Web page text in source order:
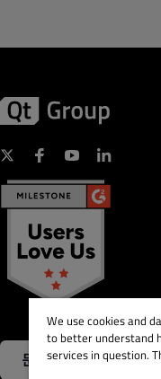
문의하기
We use cookies and
to better understand
services in question.